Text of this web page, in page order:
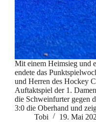
Mit einem Heimsieg und
endete das
und Herren des Hockey
Auftaktspiel der 1.
die Schweinfurter gegen
3:0 die Oberhand und
Tobi
19. Mai